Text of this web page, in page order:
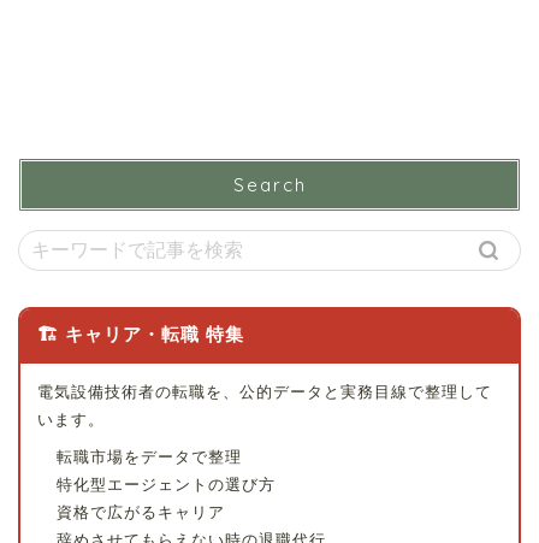
Search
🏗 キャリア・転職 特集
電気設備技術者の転職を、公的データと実務目線で整理して
います。
転職市場をデータで整理
特化型エージェントの選び方
資格で広がるキャリア